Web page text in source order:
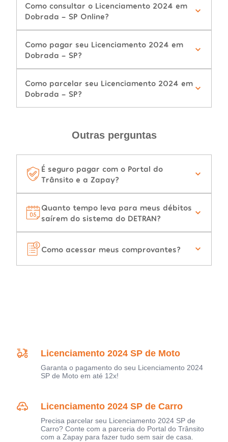
Como consultar o Licenciamento 2024 em
Dobrada - SP Online?
Como pagar seu Licenciamento 2024 em
Dobrada - SP?
Como parcelar seu Licenciamento 2024 em
Dobrada - SP?
Outras perguntas
É seguro pagar com o Portal do
Trânsito e a Zapay?
Quanto tempo leva para meus débitos
saírem do sistema do DETRAN?
Como acessar meus comprovantes?
Licenciamento 2024 SP de Moto
Garanta o pagamento do seu Licenciamento 2024
SP de Moto em até 12x!
Licenciamento 2024 SP de Carro
Precisa parcelar seu Licenciamento 2024 SP de
Carro? Conte com a parceria do Portal do Trânsito
com a Zapay para fazer tudo sem sair de casa.